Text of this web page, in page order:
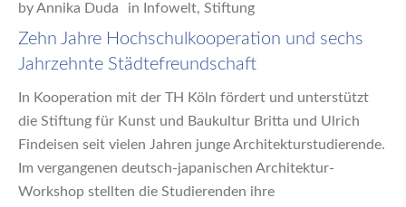
byAnnika Duda in Infowelt, Stiftung
Zehn Jahre Hochschulkooperation und sechs
Jahrzehnte Städtefreundschaft
In Kooperation mit der TH Köln fördert und unterstützt
die Stiftung für Kunst und Baukultur Britta und Ulrich
Findeisen seit vielen Jahren junge Architekturstudierende.
Im vergangenen deutsch-japanischen Architektur-
Workshop stellten die Studierenden ihre